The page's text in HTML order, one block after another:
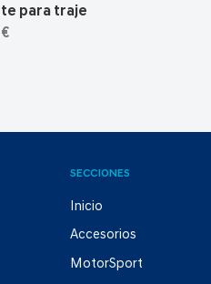
para traje
SECCIONES
Inicio
Accesorios
MotorSport